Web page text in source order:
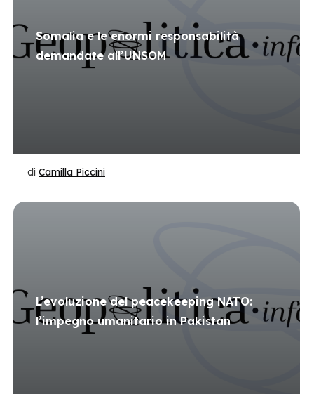
Somalia e le enormi responsabilità
demandate all’UNSOM
di Camilla Piccini
L’evoluzione del peacekeeping NATO:
l’impegno umanitario in Pakistan